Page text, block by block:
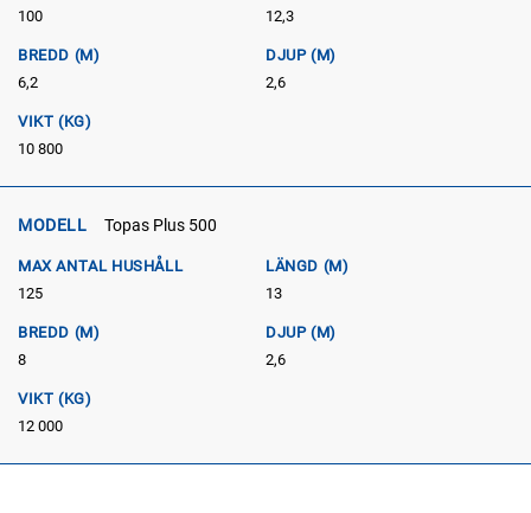
100
12,3
BREDD (M)
6,2
DJUP (M)
2,6
VIKT (KG)
10 800
MODELL Topas Plus 500
MAX ANTAL HUSHÅLL
125
LÄNGD (M)
13
BREDD (M)
8
DJUP (M)
2,6
VIKT (KG)
12 000